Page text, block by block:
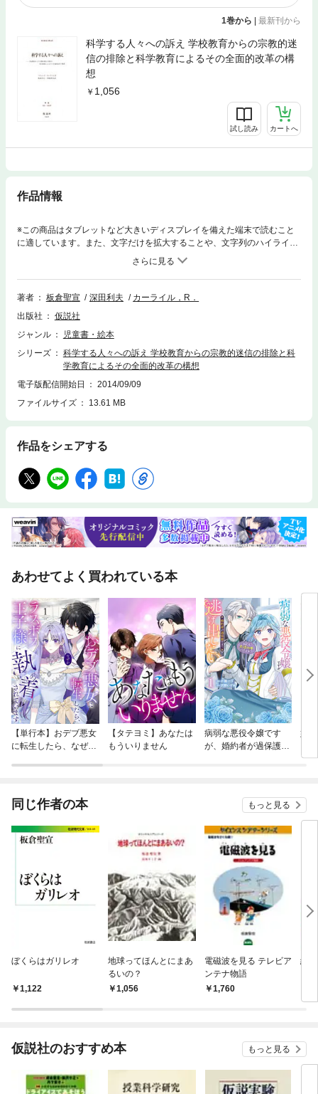
1巻から 最新刊から
科学する人々への訴え 学校教育からの宗教的迷
信の排除と科学教育によるその全面的改革の構
想
1,056
試し読み カートへ
作品情報
※この商品はタブレットなど大きいディスプレイを備えた端末で読むこと
に適しています。また、文字だけを拡大することや、文字列のハイライ
ト、検索、辞書の参照、引用などの機能が使用できません。言論の自由の
ために，当時の権力者と闘った英国の一出版人が，「民衆にとっての科学
教育の意義と重要性」を高らかに宣言した本。原著は1821年に書かれたも
の。イギリスでもまだ一般大衆が科学の教育とは無縁だった時代に書かれ
の教育は誰にでも，小さな子どもたちにも楽しくわかるものだということ
を，楽観的に述べています。読んでいて，明るい気持ちになってきます。
主題1第１部 主として化学をめぐって第２部 主として天文学をめぐっ
て主題2教育内容の全面改革論結語第２版へのあとがき訳者のあとがき本
書を翻訳するに至ったいきさつリチャード・カーライルの略伝
著者 板倉聖宣 深田利夫
カーライル，R．
出版社
仮説社
ジャンル
児童書・絵本
シリーズ
科学する人々への訴え 学校教育からの宗教的迷信の排除と科
学教育によるその全面的改革の構想
電子版配信開始日
2014/09/09
ファイルサイズ
13.61 MB
作品をシェアする
あわせてよく買われている本
【単行本】おデブ悪女
に転生したら、なぜか
【タテヨミ】あなたは
もういりません
病弱な悪役令嬢です
が、婚約者が過保護す
妹
同じ作者の本 もっと見る
ぼくらはガリレオ
1,122
地球ってほんとにまあ
るいの？
1,056
電磁波を見る テレビア
ンテナ物語
1,760
絵
仮説社のおすすめ本 もっと見る